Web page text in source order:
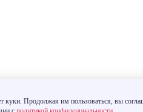
куки. Продолжая им пользоваться, вы